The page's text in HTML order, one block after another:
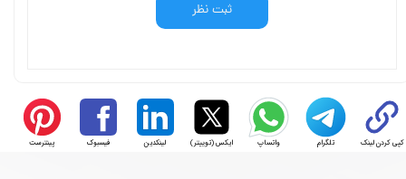
ثبت نظر
کپی کردن لینک تلگرام واتساپ ایکس (توییتر) لینکدین فیسبوک پینترست